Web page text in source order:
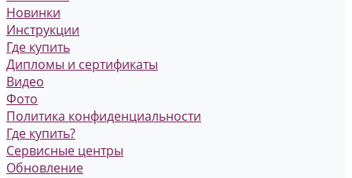
Новинки
Инструкции
Где купить
Дипломы и сертификаты
Видео
Фото
Политика конфиденциальности
Где купить?
Сервисные центры
Обновление